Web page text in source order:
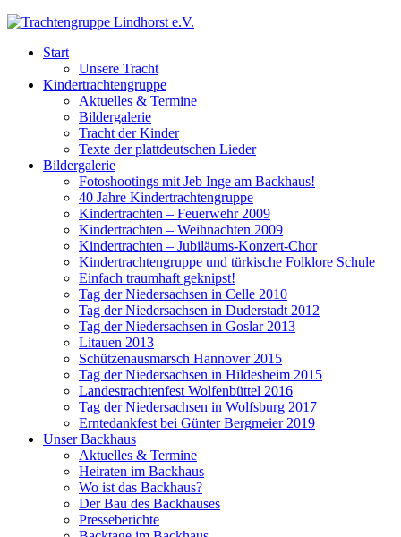
Start
Unsere Tracht
Kindertrachtengruppe
Aktuelles & Termine
Bildergalerie
Tracht der Kinder
Texte der plattdeutschen Lieder
Bildergalerie
Fotoshootings mit Jeb Inge am Backhaus!
40 Jahre Kindertrachtengruppe
Kindertrachten – Feuerwehr 2009
Kindertrachten – Weihnachten 2009
Kindertrachten – Jubiläums-Konzert-Chor
Kindertrachtengruppe und türkische Folklore Schule
Einfach traumhaft geknipst!
Tag der Niedersachsen in Celle 2010
Tag der Niedersachsen in Duderstadt 2012
Tag der Niedersachsen in Goslar 2013
Litauen 2013
Schützenausmarsch Hannover 2015
Tag der Niedersachsen in Hildesheim 2015
Landestrachtenfest Wolfenbüttel 2016
Tag der Niedersachsen in Wolfsburg 2017
Erntedankfest bei Günter Bergmeier 2019
Unser Backhaus
Aktuelles & Termine
Heiraten im Backhaus
Wo ist das Backhaus?
Der Bau des Backhauses
Presseberichte